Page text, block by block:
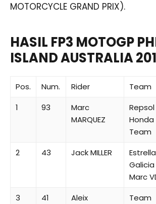
MOTORCYCLE GRAND PRIX).
HASIL FP3 MOTOGP
ISLAND AUSTRALIA
Pos. Num. Rider Team
1
93
Marc
MARQUEZ
Repsol
Honda
Team
2 43 Jack MILLER
Estrella
Galicia
Marc
3 41
Aleix
Team